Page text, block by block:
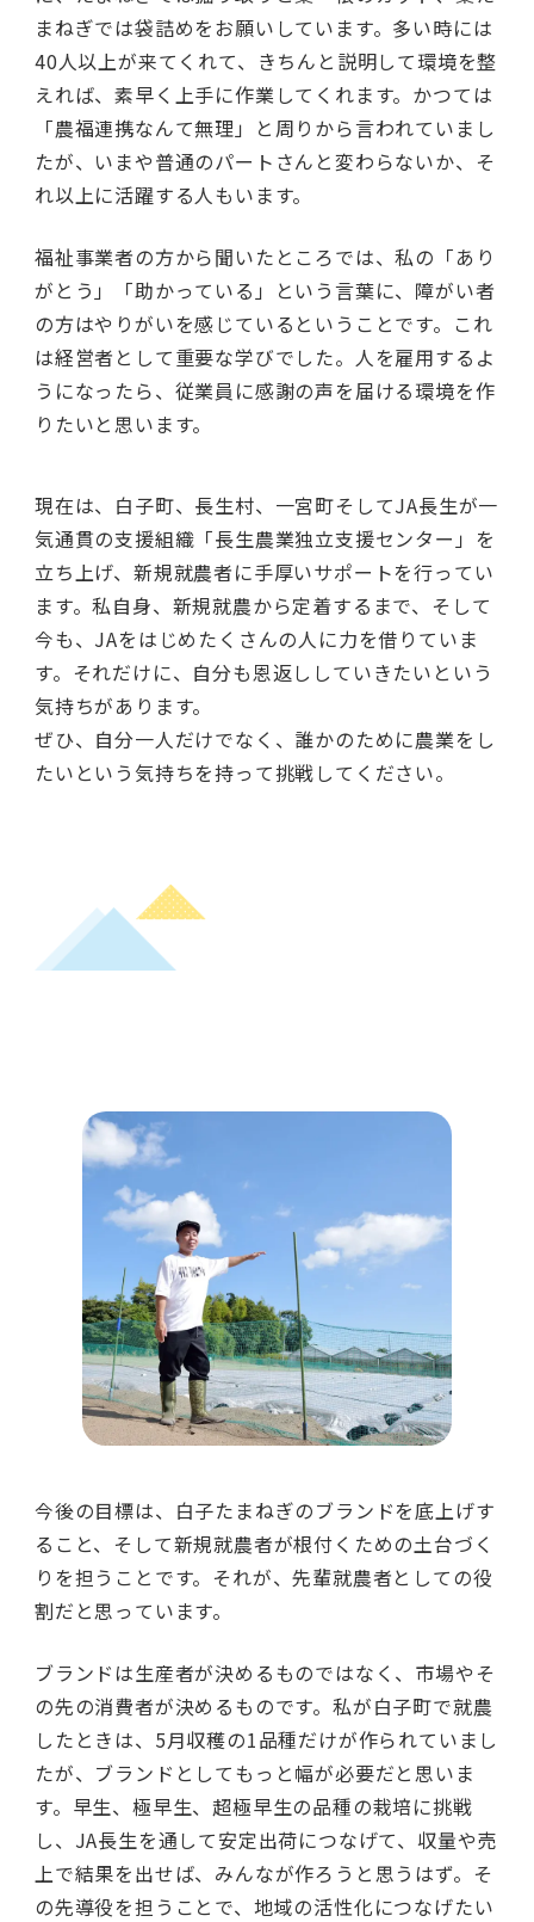
まねぎでは袋詰めをお願いしています。多い時には
40人以上が来てくれて、きちんと説明して環境を整
えれば、素早く上手に作業してくれます。かつては
「農福連携なんて無理」と周りから言われていまし
たが、いまや普通のパートさんと変わらないか、そ
れ以上に活躍する人もいます。
福祉事業者の方から聞いたところでは、私の「あり
がとう」「助かっている」という言葉に、障がい者
の方はやりがいを感じているということです。これ
は経営者として重要な学びでした。人を雇用するよ
うになったら、従業員に感謝の声を届ける環境を作
りたいと思います。
現在は、白子町、長生村、一宮町そしてJA長生が一
気通貫の支援組織「長生農業独立支援センター」を
立ち上げ、新規就農者に手厚いサポートを行ってい
ます。私自身、新規就農から定着するまで、そして
今も、JAをはじめたくさんの人に力を借りていま
す。それだけに、自分も恩返ししていきたいという
気持ちがあります。
ぜひ、自分一人だけでなく、誰かのために農業をし
たいという気持ちを持って挑戦してください。
今後の目標は、白子たまねぎのブランドを底上げす
ること、そして新規就農者が根付くための土台づく
りを担うことです。それが、先輩就農者としての役
割だと思っています。
ブランドは生産者が決めるものではなく、市場やそ
の先の消費者が決めるものです。私が白子町で就農
したときは、5月収穫の1品種だけが作られていまし
たが、ブランドとしてもっと幅が必要だと思いま
す。早生、極早生、超極早生の品種の栽培に挑戦
し、JA長生を通して安定出荷につなげて、収量や売
上で結果を出せば、みんなが作ろうと思うはず。そ
の先導役を担うことで、地域の活性化につなげたい